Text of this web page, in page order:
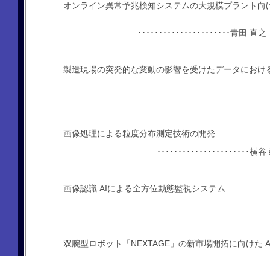
オンライン異常予兆検知システムの大規模プラント
･･････････････････････青田 直
製造現場の突発的な変動の影響を受けたデータにおけ
画像処理による粒度分布測定技術の開発
･･････････････････････横
画像認識 AIによる全方位動態監視システム
双腕型ロボット「NEXTAGE」の新市場開拓に向けた